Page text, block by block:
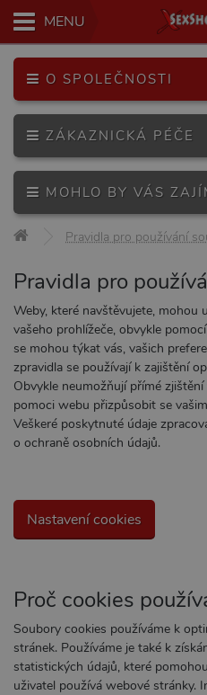
MENU
Pravidla pro používání
Pravidla pro
Weby, které navštěvujete, mohou
vašeho prohlížeče, obvykle
se mohou týkat vás, vašich
zpravidla se používají k zajištění
Obvykle neumožňují přímé
pomoci webu přizpůsobit se
Veškeré poskytnuté údaje
o ochraně osobních údajů.
Nastavení cookies
Proč cookies
Soubory cookies používáme k
stránek. Používáme je také k
statistických údajů, které
uživatel používá webové stránky.
O SPOLEČNOSTI
ZÁKAZNICKÁ PÉČE
MOHLO BY VÁS